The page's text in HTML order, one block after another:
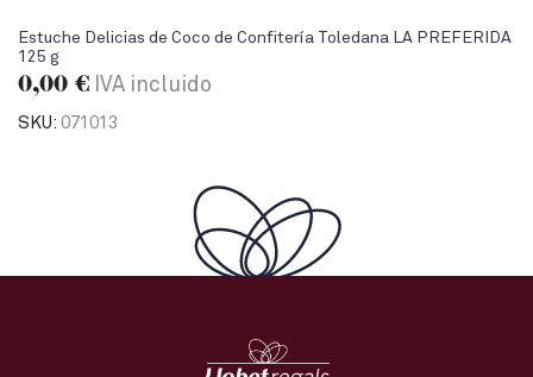
Estuche Delicias de Coco de Confitería Toledana LA PREFERIDA
125 g
0,00 € IVA incluido
SKU: 071013